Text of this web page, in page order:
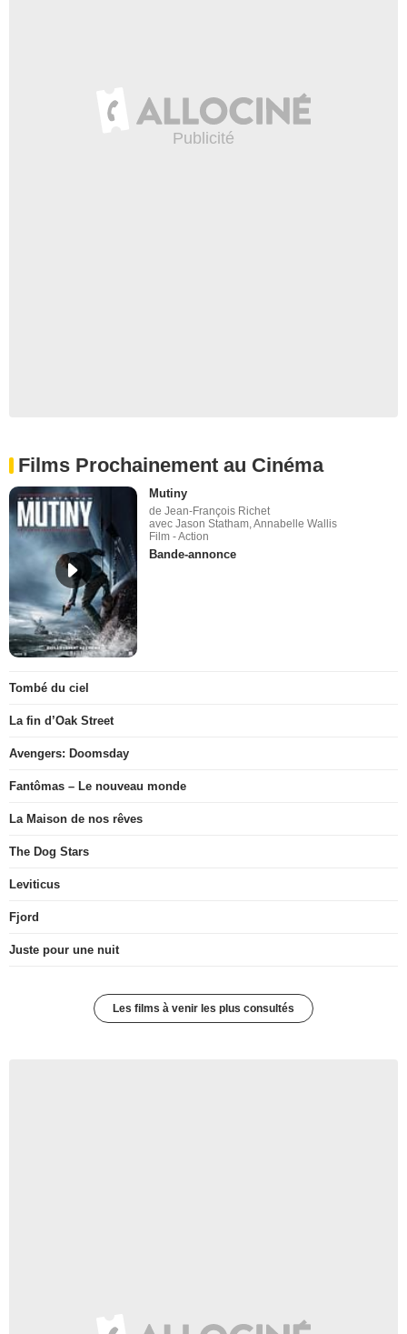
Films Prochainement au Cinéma
Mutiny
de Jean-François Richet
avec Jason Statham, Annabelle Wallis
Film - Action
Bande-annonce
Tombé du ciel
La fin d’Oak Street
Avengers: Doomsday
Fantômas – Le nouveau monde
La Maison de nos rêves
The Dog Stars
Leviticus
Fjord
Juste pour une nuit
Les films à venir les plus consultés